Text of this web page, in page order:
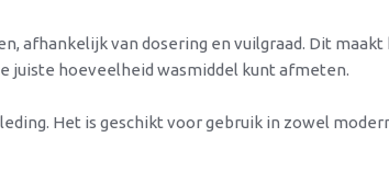
afhankelijk van dosering en vuilgraad. Dit
juiste hoeveelheid wasmiddel kunt afmeten.
Het is geschikt voor gebruik in zowel